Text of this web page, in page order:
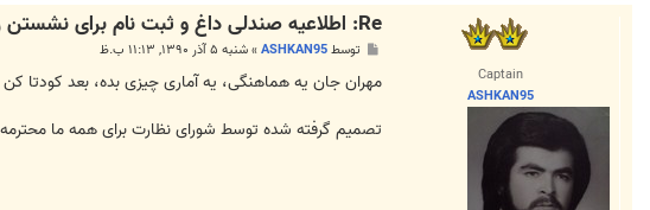
M
d
9
8
5
Captain
ASHKAN95
Re: اطلاعیه صندلی داغ و ثبت نام برای نشستن روی صندلی
ت
توسطASHKAN95
»شنبه ۵ آذر ۱۳۹۰, ۱۱:۱۳ ب.ظ
مهران جان یه هماهنگی، یه آماری چیزی بده، بعد کودتا کن
تصمیم گرفته شده توسط شورای نظارت برای همه ما